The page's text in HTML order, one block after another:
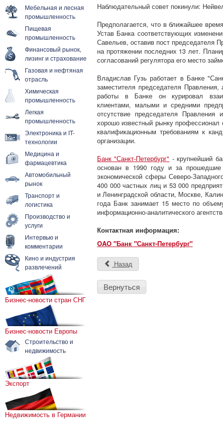
Мебельная и лесная
промышленность
Пищевая
промышленность
Финансовый рынок,
лизинг и страхование
Газовая и нефтяная
отрасль
Химическая
промышленность
Легкая
промышленность
Электроника и IT-
технологии
Медицина и
фармацевтика
Автомобильный
рынок
Транспорт и
логистика
Производство и
услуги
Интервью и
комментарии
Кино и индустрия
развлечений
Бизнес-новости стран СНГ
Бизнес-новости Европы
Строительство и
недвижимость
Экспорт
Недвижимость в Германии
Наблюдательный совет покинули:
Предполагается, что в ближайшее
Устав Банка соответствующих
Савельев, оставив пост председателя
на протяжении последних 13 лет.
согласований регулятора его место
Владислав Гузь работает в Банке
заместителя председателя
работы в Банке он курировал
клиентами, малыми и средними
отсутствие председателя
хорошо известный рынку профессионал
квалификационным требованиям к
организации.
Банк "Санкт-Петербург" - крупнейший
основан в 1990 году и за
экономической сферы Северо-
400 000 частных лиц и 53 000
и Ленинградской области, Москве,
года Банк занимает 15 место по
информационно-аналитического
Контактная информация:
OAO "Банк "Санкт-Петербург"
Назад
Вернуться